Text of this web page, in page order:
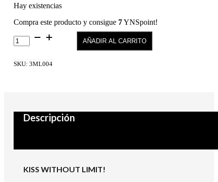
Hay existencias
Compra este producto y consigue 7YNSpoint!
Passionate
Creamy
Lipstick
AÑADIR AL CARRITO
SKU: 3ML004
Descripción
KISS WITHOUT LIMIT!